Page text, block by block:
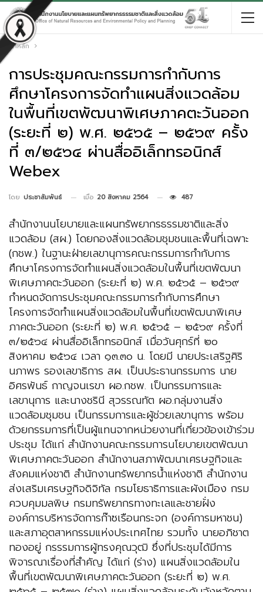
หน้าหลัก
การประชุมคณะกรรมการกำกับการ
ศึกษาโครงการจัดทำแผนสิ่งแวดล้อม
ในพื้นที่เขตพัฒนาพิเศษภาคตะวันออก
(ระยะที่ ๒) พ.ศ. ๒๕๖๕ – ๒๕๖๙ ครั้ง
ที่ ๓/๒๕๖๔ ผ่านสื่ออิเล็กทรอนิกส์
Webex
โดย ประชาสัมพันธ์ เมื่อ 20 สิงหาคม 2564 487
สำนักงานนโยบายและแผนทรัพยากรธรรมชาติและสิ่ง
แวดล้อม (สผ.) โดยกองสิ่งแวดล้อมชุมชนและพื้นที่เฉพาะ
(กชพ.) ในฐานะฝ่ายเลขานุการคณะกรรมการกำกับการ
ศึกษาโครงการจัดทำแผนสิ่งแวดล้อมในพื้นที่เขตพัฒนา
พิเศษภาคตะวันออก (ระยะที่ ๒) พ.ศ. ๒๕๖๕ – ๒๕๖๙
กำหนดจัดการประชุมคณะกรรมการกำกับการศึกษา
โครงการจัดทำแผนสิ่งแวดล้อมในพื้นที่เขตพัฒนาพิเศษ
ภาคตะวันออก (ระยะที่ ๒) พ.ศ. ๒๕๖๕ – ๒๕๖๙ ครั้งที่
๓/๒๕๖๔ ผ่านสื่ออิเล็กทรอนิกส์ เมื่อวันศุกร์ที่ ๒๐
สิงหาคม ๒๕๖๔ เวลา ๑๓.๓๐ น. โดยมี นายประเสริฐศิริ
นภาพร รองเลขาธิการ สผ. เป็นประธานกรรมการ นาย
อิศรพันธ์ กาญจนเรขา ผอ.กชพ. เป็นกรรมการและ
เลขานุการ และนางชรินี สุวรรณทัต ผอ.กลุ่มงานสิ่ง
แวดล้อมชุมชน เป็นกรรมการและผู้ช่วยเลขานุการ พร้อม
ด้วยกรรมการที่เป็นผู้แทนจากหน่วยงานที่เกี่ยวข้องเข้าร่วม
ประชุม ได้แก่ สำนักงานคณะกรรมการนโยบายเขตพัฒนา
พิเศษภาคตะวันออก สำนักงานสภาพัฒนาเศรษฐกิจและ
สังคมแห่งชาติ สำนักงานทรัพยากรน้ำแห่งชาติ สำนักงาน
ส่งเสริมเศรษฐกิจดิจิทัล กรมโยธาธิการและผังเมือง กรม
ควบคุมมลพิษ กรมทรัพยากรทางทะเลและชายฝั่ง
องค์การบริหารจัดการก๊าซเรือนกระจก (องค์การมหาชน)
และสภาอุตสาหกรรมแห่งประเทศไทย รวมทั้ง นายอภิชาต
ทองอยู่ กรรรมการผู้ทรงคุณวุฒิ ซึ่งที่ประชุมได้มีการ
พิจารณาเรื่องที่สำคัญ ได้แก่ (ร่าง) แผนสิ่งแวดล้อมใน
พื้นที่เขตพัฒนาพิเศษภาคตะวันออก (ระยะที่ ๒) พ.ศ.